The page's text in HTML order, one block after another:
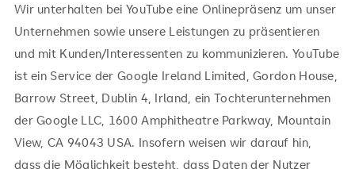
Wir unterhalten bei YouTube eine Onlinepräsenz um unser
Unternehmen sowie unsere Leistungen zu präsentieren
und mit Kunden/Interessenten zu kommunizieren. YouTube
ist ein Service der Google Ireland Limited, Gordon House,
Barrow Street, Dublin 4, Irland, ein Tochterunternehmen
der Google LLC, 1600 Amphitheatre Parkway, Mountain
View, CA 94043 USA. Insofern weisen wir darauf hin,
dass die Möglichkeit besteht, dass Daten der Nutzer